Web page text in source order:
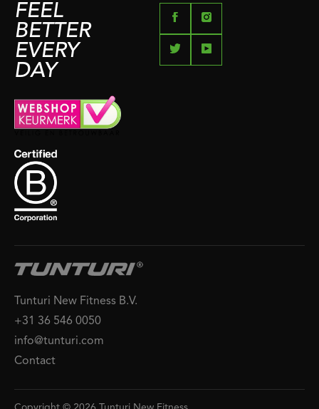
FEEL
BETTER
EVERY
DAY
Tunturi New Fitness B.V.
+31 36 546 0050
info@tunturi.com
Contact